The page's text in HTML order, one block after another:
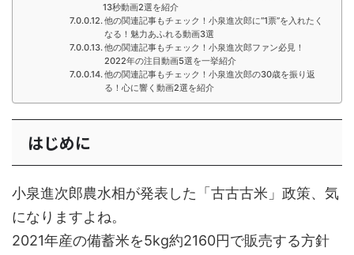
13秒動画2選を紹介
他の関連記事もチェック！小泉進次郎に“1票”を入れたく
なる！魅力あふれる動画3選
他の関連記事もチェック！小泉進次郎ファン必見！
2022年の注目動画5選を一挙紹介
他の関連記事もチェック！小泉進次郎の30歳を振り返
る！心に響く動画2選を紹介
はじめに
小泉進次郎農水相が発表した「古古古米」政策、気
になりますよね。
2021年産の備蓄米を5kg約2160円で販売する方針